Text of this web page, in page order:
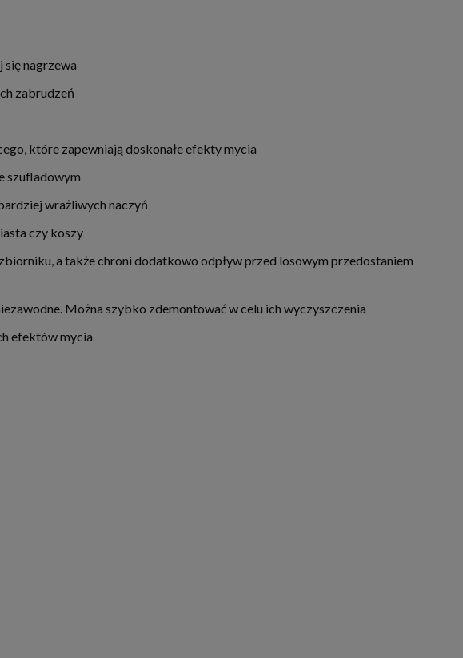
się nagrzewa
zabrudzeń
które zapewniają doskonałe efekty mycia
szufladowym
wrażliwych naczyń
czy koszy
a także chroni dodatkowo odpływ przed losowym przedostaniem
Można szybko zdemontować w celu ich wyczyszczenia
efektów mycia